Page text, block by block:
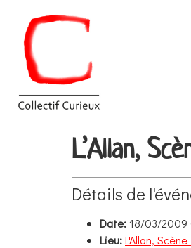
L’Allan,
Détails de
Date:18/03/2009
Lieu:L'Allan,